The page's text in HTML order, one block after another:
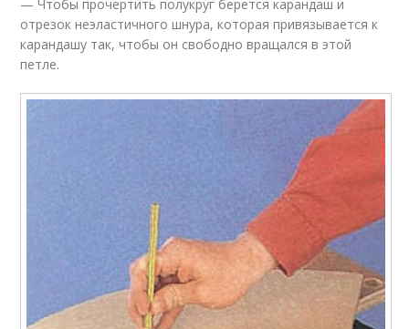
— Чтобы прочертить полукруг берется карандаш и
отрезок неэластичного шнура, которая привязывается к
карандашу так, чтобы он свободно вращался в этой
петле.